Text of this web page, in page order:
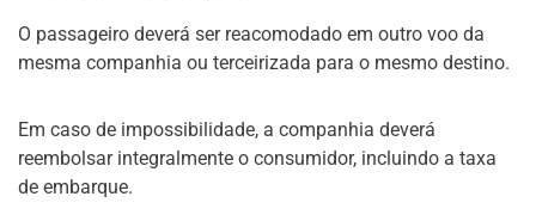
O passageiro deverá ser reacomodado em outro voo da
mesma companhia ou terceirizada para o mesmo destino.
Em caso de impossibilidade, a companhia deverá
reembolsar integralmente o consumidor, incluindo a taxa
de embarque.